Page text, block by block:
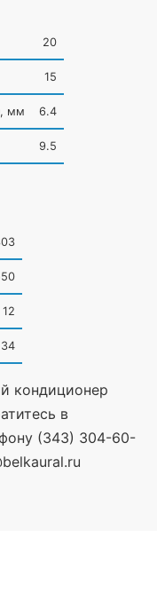
20
15
мм 6.4
9.5
12
34
кондиционер
в
(343) 304-60-